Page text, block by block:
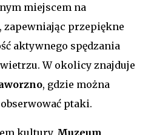
miejscem na
przepiękne
aktywnego spędzania
W okolicy znajduje
, gdzie można
ptaki.
kultury, Muzeum